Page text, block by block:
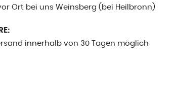
Ort bei uns Weinsberg (bei Heilbronn)
innerhalb von 30 Tagen möglich